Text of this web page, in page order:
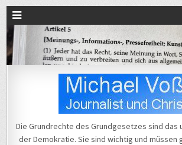
Michael Voß
Die Grundrechte des Grundgesetzes sind das
der Demokratie. Sie sind wichtig und müssen